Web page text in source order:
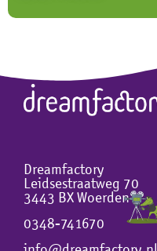
Dreamfactory
Leidsestraatweg 70
3443 BX Woerden
0348-741670